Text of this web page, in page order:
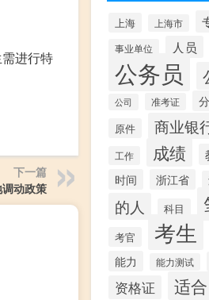
进行特
下一篇
动政策
上海 上海市
事业单位 人员
公务员
公司 准考证
原件 商业银
工作 成绩
时间 浙江省
的人 科目
考官 考生
能力 能力测试
资格证 适合